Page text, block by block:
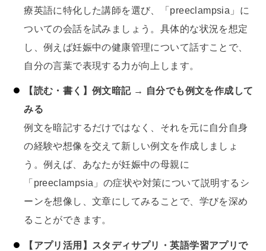
療英語に特化した講師を選び、「preeclampsia」に
ついての会話を試みましょう。具体的な状況を想定
し、例えば妊娠中の健康管理について話すことで、
自分の言葉で表現する力が向上します。
【読む・書く】例文暗記 → 自分でも例文を作成して
みる
例文を暗記するだけではなく、それを元に自分自身
の経験や想像を交えて新しい例文を作成しましょ
う。例えば、あなたが妊娠中の母親に
「preeclampsia」の症状や対策について説明するシ
ーンを想像し、文章にしてみることで、学びを深め
ることができます。
【アプリ活用】スタディサプリ・英語学習アプリで